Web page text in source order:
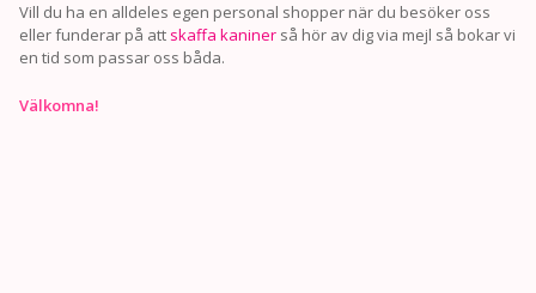
Vill du ha en alldeles egen personal shopper när du besöker oss
eller funderar på att skaffa kaniner så hör av dig via mejl så bokar vi
en tid som passar oss båda.
Välkomna!